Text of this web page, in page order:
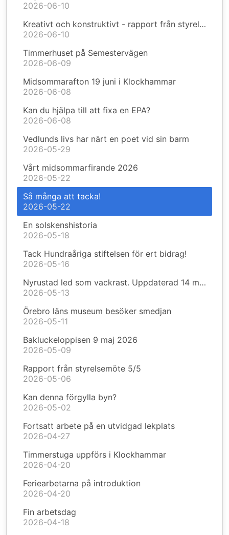
2026-06-10
Kreativt och konstruktivt - rapport från styrelsen
2026-06-10
Timmerhuset på Semestervägen
2026-06-09
Midsommarafton 19 juni i Klockhammar
2026-06-08
Kan du hjälpa till att fixa en EPA?
2026-06-08
Vedlunds livs har närt en poet vid sin barm
2026-05-29
Vårt midsommarfirande 2026
2026-05-22
Så många att tacka!
2026-05-22
En solskenshistoria
2026-05-18
Tack Hundraåriga stiftelsen för ert bidrag!
2026-05-16
Nyrustad led som vackrast. Uppdaterad 14 maj.
2026-05-13
Örebro läns museum besöker smedjan
2026-05-11
Bakluckeloppisen 9 maj 2026
2026-05-09
Rapport från styrelsemöte 5/5
2026-05-06
Kan denna förgylla byn?
2026-05-02
Fortsatt arbete på en utvidgad lekplats
2026-04-27
Timmerstuga uppförs i Klockhammar
2026-04-20
Feriearbetarna på introduktion
2026-04-20
Fin arbetsdag
2026-04-18